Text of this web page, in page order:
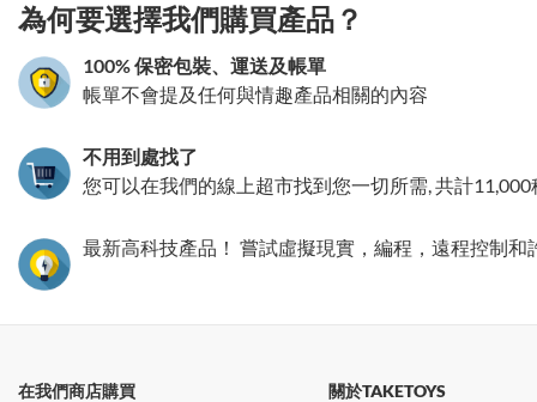
為何要選擇我們購買產品？
100% 保密包裝、運送及帳單
帳單不會提及任何與情趣產品相關的內容
不用到處找了
您可以在我們的線上超市找到您一切所需, 共計11,000
最新高科技產品！ 嘗試虛擬現實，編程，遠程控制
在我們商店購買 關於TAKETOYS